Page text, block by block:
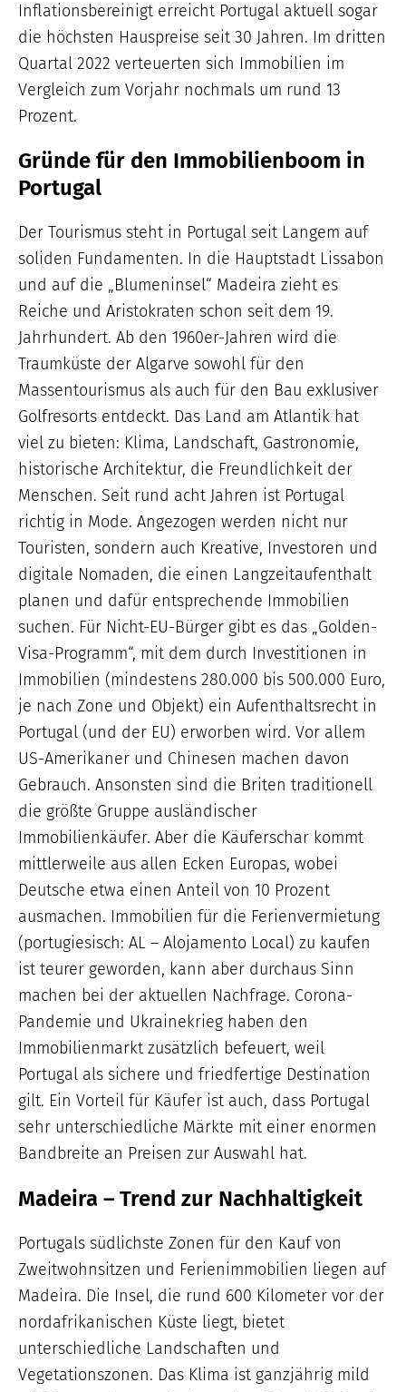
Inflationsbereinigt erreicht Portugal aktuell sogar
die höchsten Hauspreise seit 30 Jahren. Im dritten
Quartal 2022 verteuerten sich Immobilien im
Vergleich zum Vorjahr nochmals um rund 13
Prozent.
Gründe für den Immobilienboom in
Portugal
Der Tourismus steht in Portugal seit Langem auf
soliden Fundamenten. In die Hauptstadt Lissabon
und auf die „Blumeninsel“ Madeira zieht es
Reiche und Aristokraten schon seit dem 19.
Jahrhundert. Ab den 1960er-Jahren wird die
Traumküste der Algarve sowohl für den
Massentourismus als auch für den Bau exklusiver
Golfresorts entdeckt. Das Land am Atlantik hat
viel zu bieten: Klima, Landschaft, Gastronomie,
historische Architektur, die Freundlichkeit der
Menschen. Seit rund acht Jahren ist Portugal
richtig in Mode. Angezogen werden nicht nur
Touristen, sondern auch Kreative, Investoren und
digitale Nomaden, die einen Langzeitaufenthalt
planen und dafür entsprechende Immobilien
suchen. Für Nicht-EU-Bürger gibt es das „Golden-
Visa-Programm“, mit dem durch Investitionen in
Immobilien (mindestens 280.000 bis 500.000 Euro,
je nach Zone und Objekt) ein Aufenthaltsrecht in
Portugal (und der EU) erworben wird. Vor allem
US-Amerikaner und Chinesen machen davon
Gebrauch. Ansonsten sind die Briten traditionell
die größte Gruppe ausländischer
Immobilienkäufer. Aber die Käuferschar kommt
mittlerweile aus allen Ecken Europas, wobei
Deutsche etwa einen Anteil von 10 Prozent
ausmachen. Immobilien für die Ferienvermietung
(portugiesisch: AL – Alojamento Local) zu kaufen
ist teurer geworden, kann aber durchaus Sinn
machen bei der aktuellen Nachfrage. Corona-
Pandemie und Ukrainekrieg haben den
Immobilienmarkt zusätzlich befeuert, weil
Portugal als sichere und friedfertige Destination
gilt. Ein Vorteil für Käufer ist auch, dass Portugal
sehr unterschiedliche Märkte mit einer enormen
Bandbreite an Preisen zur Auswahl hat.
Madeira – Trend zur Nachhaltigkeit
Portugals südlichste Zonen für den Kauf von
Zweitwohnsitzen und Ferienimmobilien liegen auf
Madeira. Die Insel, die rund 600 Kilometer vor der
nordafrikanischen Küste liegt, bietet
unterschiedliche Landschaften und
Vegetationszonen. Das Klima ist ganzjährig mild